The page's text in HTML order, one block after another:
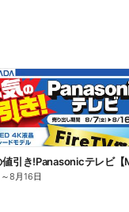
～8月16日